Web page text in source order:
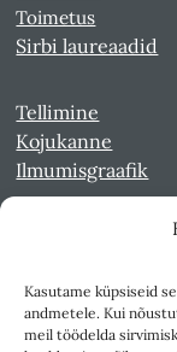
Kasutame küpsiseid
andmetele. Kui
meil töödelda
Toimetus
Sirbi laureaadid
Tellimine
Kojukanne
Ilmumisgraafik
Kultuurileht
Reede 1989-1990